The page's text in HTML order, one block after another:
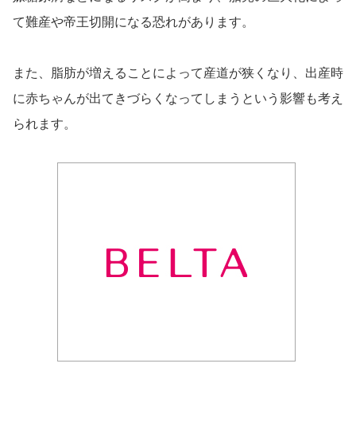
て難産や帝王切開になる恐れがあります。
また
脂肪が増えることによって産道が狭くなり、出産時
に赤ちゃんが出てきづらくなってしまうという影響も考え
られます。